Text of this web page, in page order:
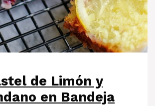
de Limón y
en Bandeja